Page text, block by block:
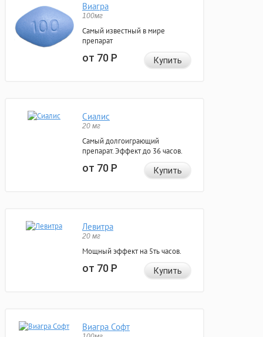
Виагра
100мг
Самый известный в мире
препарат
от 70Р Купить
Сиалис
20 мг
Самый долгоиграющий
препарат. Эффект до 36 часов.
от 70Р Купить
Левитра
20 мг
Мощный эффект на 5ть часов.
от 70Р Купить
Виагра Софт